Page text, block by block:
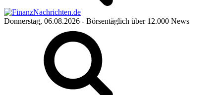
Donnerstag, 06.08.2026 - Börsentäglich über 12.000 News